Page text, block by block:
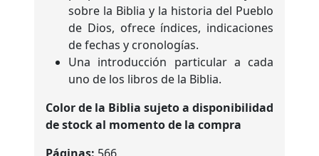
sobre la Biblia y la historia del Pueblo
de Dios, ofrece índices, indicaciones
de fechas y cronologías.
Una introducción particular a cada
uno de los libros de la Biblia.
Color de la Biblia sujeto a disponibilidad
de stock al momento de la compra